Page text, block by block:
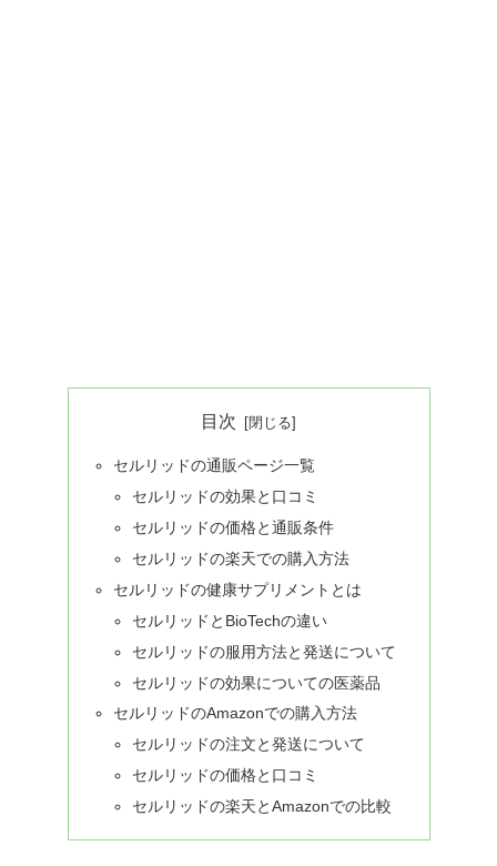
目次
セルリッドの通販ページ一覧
セルリッドの効果と口コミ
セルリッドの価格と通販条件
セルリッドの楽天での購入方法
セルリッドの健康サプリメントとは
セルリッドとBioTechの違い
セルリッドの服用方法と発送について
セルリッドの効果についての医薬品
セルリッドのAmazonでの購入方法
セルリッドの注文と発送について
セルリッドの価格と口コミ
セルリッドの楽天とAmazonでの比較